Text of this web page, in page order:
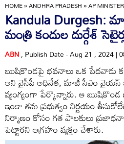
HOME»ANDHRA PRADESH»AP
Kandula Durgesh:
మంత్రి కందుల దుర్గేశ్
ABN, Publish Date - Aug 21 , 2024 |
ఋషికొండపై భవనాలు ఒక పేదవాడు
అని వైసీపీ అధినేత, మాజీ సీఎం వైయస్
వ్యంగ్యంగా పేర్కొన్నారు. ఆ
ఇంకా తమ ప్రభుత్వం నిర్ణయం
నిర్మాణం కోసం గత పాలకులు
పెట్టారని ఆగ్రహం వ్యక్తం చేశారు.